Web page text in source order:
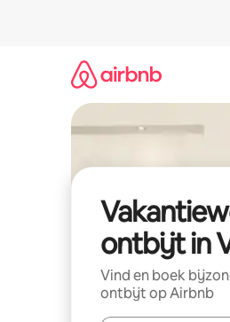
ontbijt in
Vind en boek
ontbijt op Airbnb